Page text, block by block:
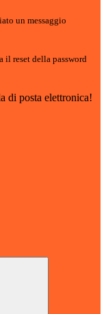
un messaggio
il reset della password
di posta elettronica!